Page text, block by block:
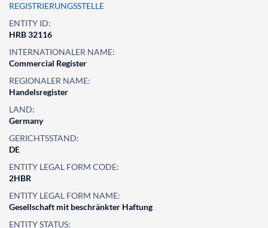
REGISTRIERUNGSSTELLE
ENTITY ID:
HRB 32116
INTERNATIONALER NAME:
Commercial Register
REGIONALER NAME:
Handelsregister
LAND:
Germany
GERICHTSSTAND:
DE
ENTITY LEGAL FORM CODE:
2HBR
ENTITY LEGAL FORM NAME:
Gesellschaft mit beschränkter Haftung
ENTITY STATUS: